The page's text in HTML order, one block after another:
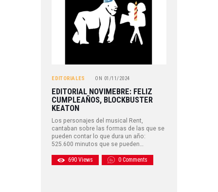
EDITORIALES ON 01/11/2024
EDITORIAL NOVIMEBRE: FELIZ
CUMPLEAÑOS, BLOCKBUSTER
KEATON
Los personajes del musical Rent,
cantaban sobre las formas de las que se
pueden contar lo que dura un año:
525.600 minutos que se pueden…
690 Views 0 Comments